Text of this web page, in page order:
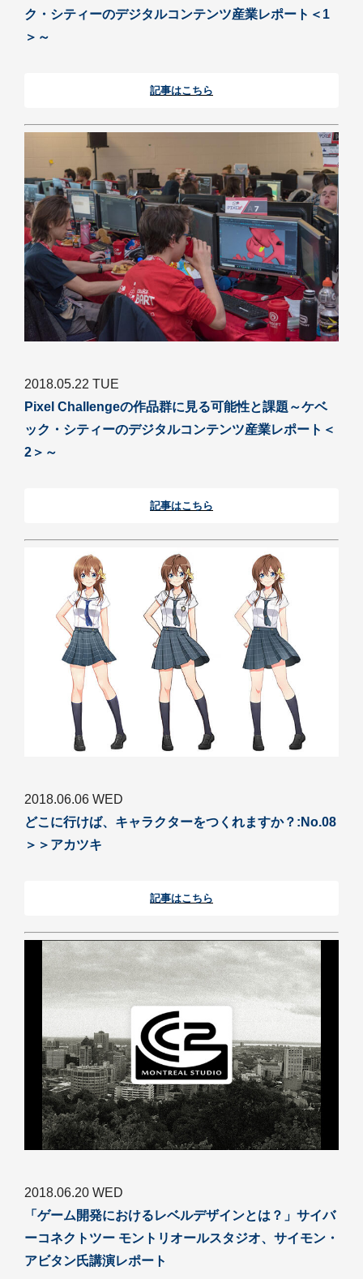
ク・シティーのデジタルコンテンツ産業レポート＜1
＞～
記事はこちら
2018.05.22 TUE
Pixel Challengeの作品群に見る可能性と課題～ケベ
ック・シティーのデジタルコンテンツ産業レポート＜
2＞～
記事はこちら
2018.06.06 WED
どこに行けば、キャラクターをつくれますか？:No.08
＞＞アカツキ
記事はこちら
2018.06.20 WED
「ゲーム開発におけるレベルデザインとは？」サイバ
ーコネクトツー モントリオールスタジオ、サイモン・
アビタン氏講演レポート